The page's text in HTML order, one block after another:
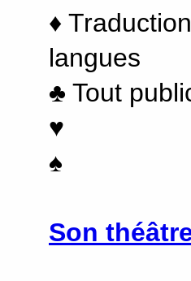
♦
langues
♣ Tout
♥
♠
Son